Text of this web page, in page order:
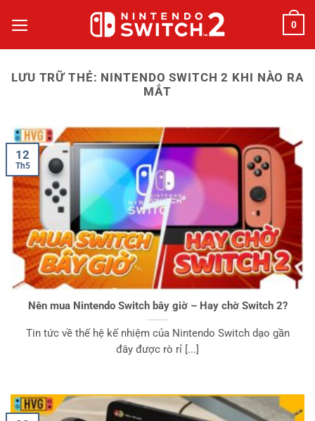
qua
nội
0
LƯU TRỮ THẺ: NINTENDO SWITCH 2 KHI NÀO RA
MẮT
Nên mua Nintendo Switch bây giờ – Hay chờ Switch 2?
Tin tức về thế hệ kế nhiệm của Nintendo Switch dạo gần
đây được rò rỉ [...]
12
Th5